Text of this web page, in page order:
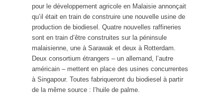
pour le développement agricole en Malaisie annonçait
qu’il était en train de construire une nouvelle usine de
production de biodiesel. Quatre nouvelles raffineries
sont en train d’être construites sur la péninsule
malaisienne, une à Sarawak et deux à Rotterdam.
Deux consortium étrangers – un allemand, l’autre
américain – mettent en place des usines concurrentes
à Singapour. Toutes fabriqueront du biodiesel à partir
de la même source : l’huile de palme.